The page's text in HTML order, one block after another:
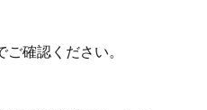
確認ください。